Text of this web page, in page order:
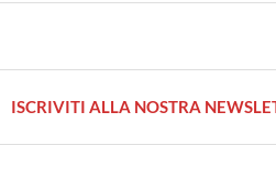
ISCRIVITI ALLA NOSTRA